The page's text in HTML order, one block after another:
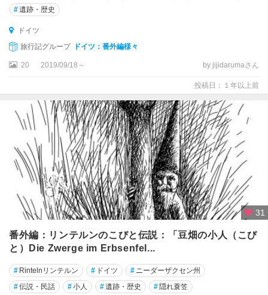
ュ
ン
デ
ン
ハ
ナ
エ
ル
州
#遺跡・歴史
ドイツ
旅行記グループ
ドイツ：番外編様々
20 2019/09/18～ by jijidarumaさん
投稿日：１年以上前
31
番外編：リンテルンのこびと伝説：「豆畑の小人（こび
と）Die Zwerge im Erbsenfel...
# Rintelnリンテルン # ドイツ # ニーダーザクセン州
#伝説・民話 #小人 #遺跡・歴史 # 隠れ蓑笠